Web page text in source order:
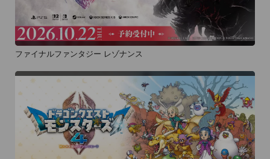
ファイナルファンタジー レゾナンス